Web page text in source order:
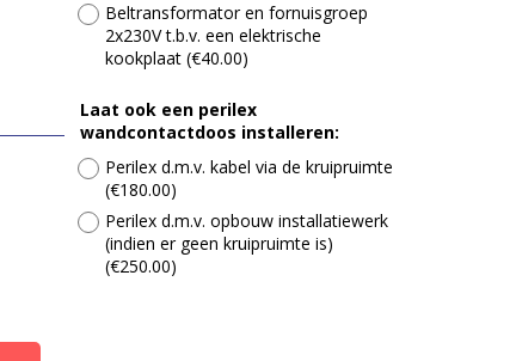
Beltransformator en fornuisgroep
2x230V t.b.v. een elektrische
kookplaat (€40.00)
Laat ook een perilex
wandcontactdoos installeren:
Perilex d.m.v. kabel via de kruipruimte
(€180.00)
Perilex d.m.v. opbouw installatiewerk
(indien er geen kruipruimte is)
(€250.00)